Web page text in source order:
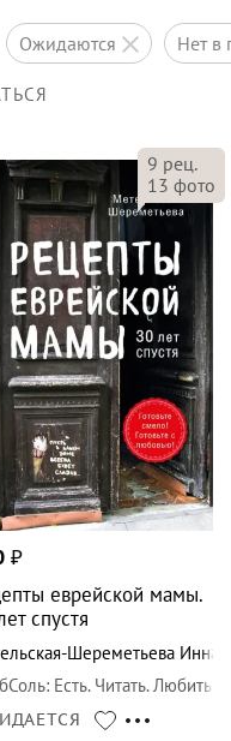
ожидаются нет
9 рец.
13 фото
₽
еврейской мамы.
спустя
Шереметьева Инна
: Есть. Читать. Любить